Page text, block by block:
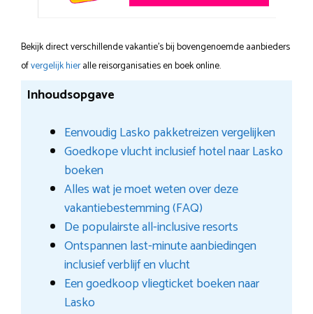
Bekijk direct verschillende vakantie's bij bovengenoemde aanbieders
ofvergelijk hieralle reisorganisaties en boek online.
Inhoudsopgave
Eenvoudig Lasko pakketreizen vergelijken
Goedkope vlucht inclusief hotel naar Lasko
boeken
Alles wat je moet weten over deze
vakantiebestemming (FAQ)
De populairste all-inclusive resorts
Ontspannen last-minute aanbiedingen
inclusief verblijf en vlucht
Een goedkoop vliegticket boeken naar
Lasko